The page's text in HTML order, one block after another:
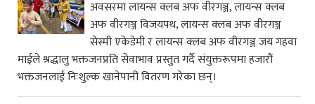
अवसरमा लायन्स क्लब अफ वीरगञ्ज, लायन्स क्लब
अफ वीरगञ्ज विजयपथ, लायन्स क्लब अफ वीरगञ्ज
सेस्मी एकेडेमी र लायन्स क्लब अफ वीरगञ्ज जय गहवा
माईले श्रद्धालु भक्तजनप्रति सेवाभाव प्रस्तुत गर्दै संयुक्तरूपमा हजारौं
भक्तजनलाई निःशुल्क खानेपानी वितरण गरेका छन्।